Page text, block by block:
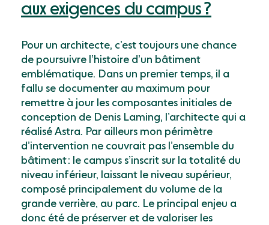
aux exigences du campus ?
Pour un architecte, cʼest toujours une chance
de poursuivre lʼhistoire dʼun bâtiment
emblématique. Dans un premier temps, il a
fallu se documenter au maximum pour
remettre à jour les composantes initiales de
conception de Denis Laming, lʼarchitecte qui a
réalisé Astra. Par ailleurs mon périmètre
dʼintervention ne couvrait pas lʼensemble du
bâtiment : le campus sʼinscrit sur la totalité du
niveau inférieur, laissant le niveau supérieur,
composé principalement du volume de la
grande verrière, au parc. Le principal enjeu a
donc été de préserver et de valoriser les